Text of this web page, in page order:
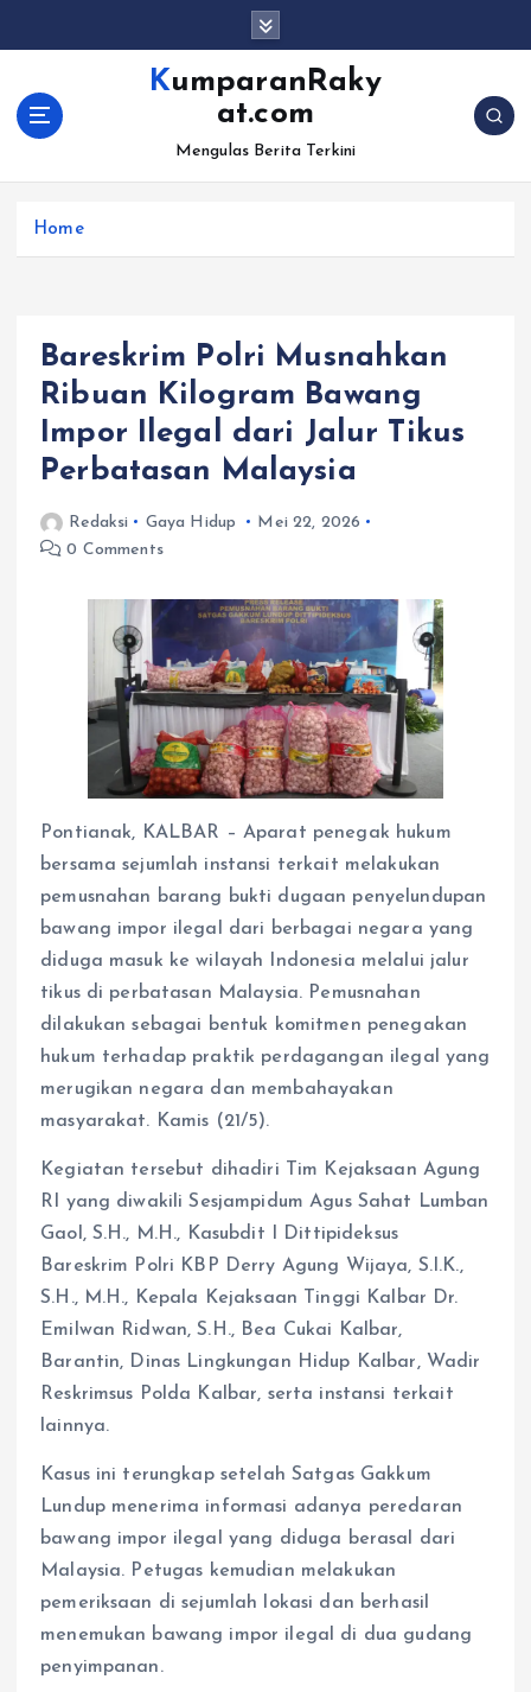
KumparanRaky
at.com
Mengulas Berita Terkini
Home
Bareskrim Polri Musnahkan
Ribuan Kilogram Bawang
Impor Ilegal dari Jalur Tikus
Perbatasan Malaysia
Redaksi Gaya Hidup
Mei 22, 2026
0 Comments
Pontianak, KALBAR – Aparat penegak hukum
bersama sejumlah instansi terkait melakukan
pemusnahan barang bukti dugaan penyelundupan
bawang impor ilegal dari berbagai negara yang
diduga masuk ke wilayah Indonesia melalui jalur
tikus di perbatasan Malaysia. Pemusnahan
dilakukan sebagai bentuk komitmen penegakan
hukum terhadap praktik perdagangan ilegal yang
merugikan negara dan membahayakan
masyarakat. Kamis (21/5).
Kegiatan tersebut dihadiri Tim Kejaksaan Agung
RI yang diwakili Sesjampidum Agus Sahat Lumban
Gaol, S.H., M.H., Kasubdit I Dittipideksus
Bareskrim Polri KBP Derry Agung Wijaya, S.I.K.,
S.H., M.H., Kepala Kejaksaan Tinggi Kalbar Dr.
Emilwan Ridwan, S.H., Bea Cukai Kalbar,
Barantin, Dinas Lingkungan Hidup Kalbar, Wadir
Reskrimsus Polda Kalbar, serta instansi terkait
lainnya.
Kasus ini terungkap setelah Satgas Gakkum
Lundup menerima informasi adanya peredaran
bawang impor ilegal yang diduga berasal dari
Malaysia. Petugas kemudian melakukan
pemeriksaan di sejumlah lokasi dan berhasil
menemukan bawang impor ilegal di dua gudang
penyimpanan.